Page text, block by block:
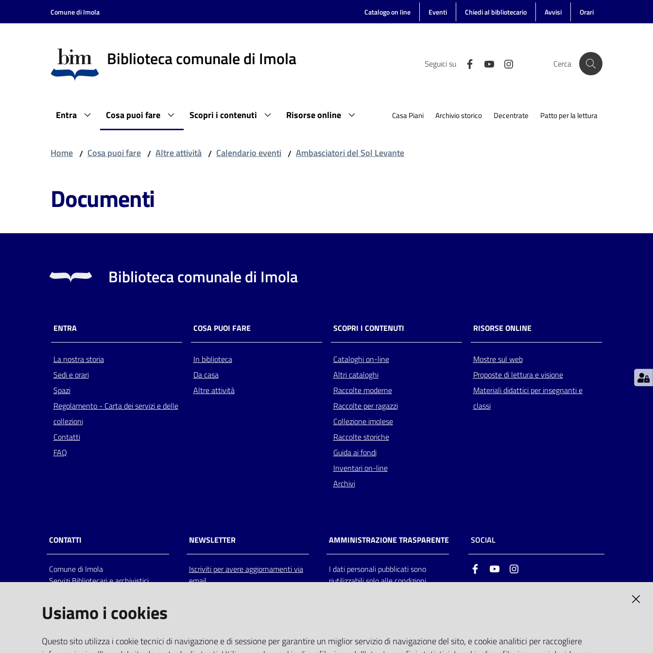
Vai al contenuto
Vai alla navigazione
Comune di Imola Catalogo on line Eventi Chiedi al bibliotecario Avvisi Orari
Biblioteca comunale di Imola Seguici su Cerca
Entra Cosa puoi fare Scopri i contenuti Risorse online Casa Piani Archivio storico Decentrate Patto per la lettura
Home / Cosa puoi fare / Altre attività / Calendario eventi / Ambasciatori del Sol Levante
Documenti
Biblioteca comunale di Imola
ENTRA
La nostra storia
Sedi e orari
Spazi
Regolamento - Carta dei servizi e delle
collezioni
Contatti
FAQ
COSA PUOI FARE
In biblioteca
Da casa
Altre attività
SCOPRI I CONTENUTI
Cataloghi on-line
Altri cataloghi
Raccolte moderne
Raccolte per ragazzi
Collezione imolese
Raccolte storiche
Guida ai fondi
Inventari on-line
Archivi
RISORSE ONLINE
Mostre sul web
Proposte di lettura e visione
Materiali didattici per insegnanti e
classi
CONTATTI
Comune di Imola
Servizi Bibliotecari e archivistici
Italia
centralino: tel 0542.6026.36 fax
bim@comune.imola.bo.it
PEC
NEWSLETTER
Iscriviti per avere aggiornamenti via
email
AMMINISTRAZIONE TRASPARENTE
I dati personali pubblicati sono
riutilizzabili solo alle condizioni
SOCIAL
FacebookYoutube
Usiamo i cookies
Questo sito utilizza i cookie tecnici di navigazione e di sessione per garantire un miglior servizio di navigazione del sito, e cookie analitici per raccogliere